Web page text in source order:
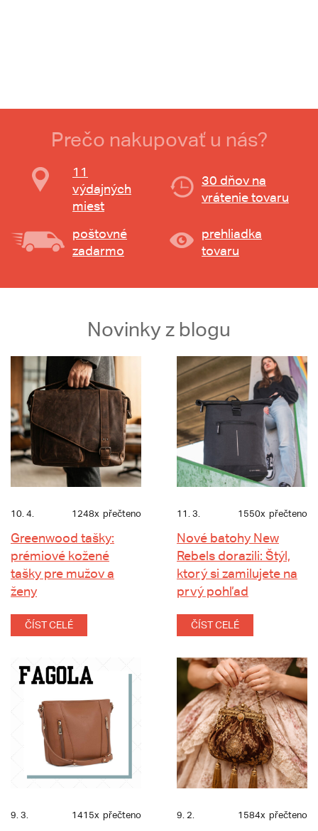
Prečo nakupovať u nás?
11
výdajných
miest
30 dňov na
vrátenie tovaru
poštovné
zadarmo
prehliadka
tovaru
Novinky z blogu
10. 4. 1248x přečteno
Greenwood tašky:
prémiové kožené
tašky pre mužov a
ženy
ČÍST CELÉ
11. 3. 1550x přečteno
Nové batohy New
Rebels dorazili: Štýl,
ktorý si zamilujete na
prvý pohľad
ČÍST CELÉ
9. 3. 1415x přečteno 9. 2. 1584x přečteno